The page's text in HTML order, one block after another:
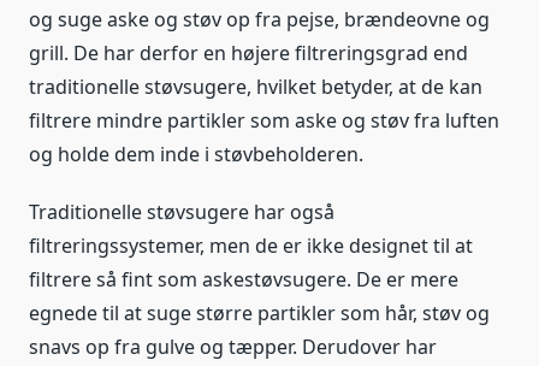
og suge aske og støv op fra pejse, brændeovne og
grill. De har derfor en højere filtreringsgrad end
traditionelle støvsugere, hvilket betyder, at de kan
filtrere mindre partikler som aske og støv fra luften
og holde dem inde i støvbeholderen.
Traditionelle støvsugere har også
filtreringssystemer, men de er ikke designet til at
filtrere så fint som askestøvsugere. De er mere
egnede til at suge større partikler som hår, støv og
snavs op fra gulve og tæpper. Derudover har